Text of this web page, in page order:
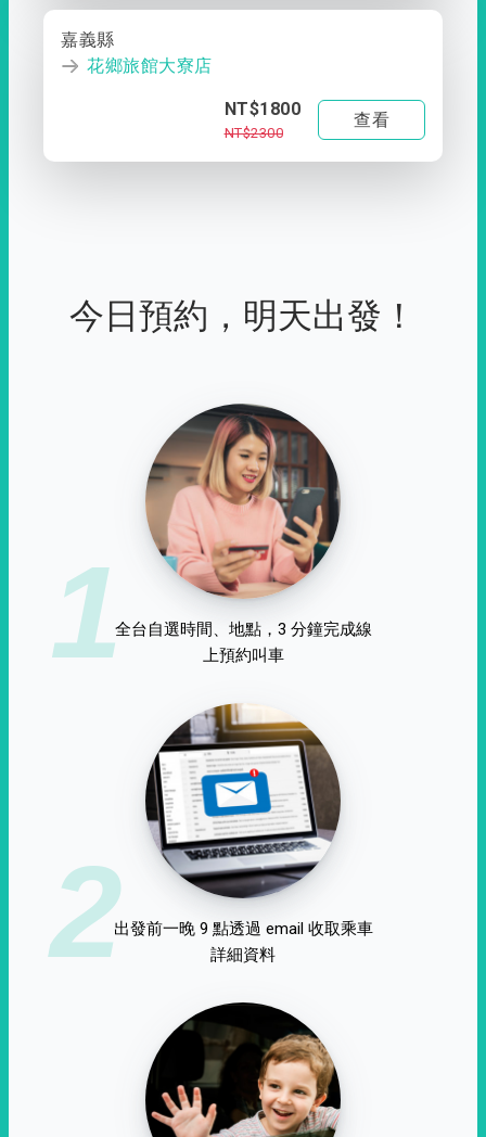
嘉義縣
花鄉旅館大寮店
NT$1800
NT$2300
查看
今日預約，明天出發！
1全台自選時間、地點，3 分鐘完成線
上預約叫車
2出發前一晚 9 點透過 email 收取乘車
詳細資料